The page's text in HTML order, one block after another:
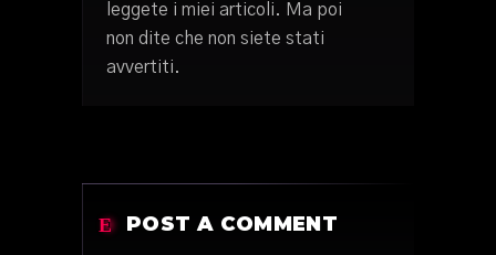
leggete i miei articoli. Ma poi
non dite che non siete stati
avvertiti.
POST A COMMENT